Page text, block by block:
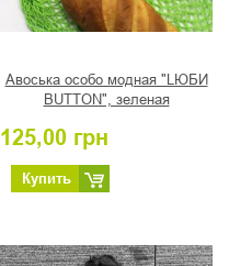
Авоська особо модная "LЮБИ
BUTTON", зеленая
125,00 грн
Купить